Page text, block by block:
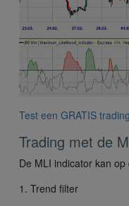
Test een GRATIS
Trading met de
De MLI indicator kan
1. Trend filter